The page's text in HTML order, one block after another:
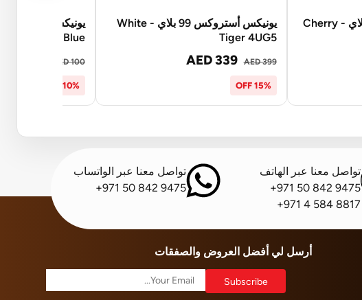
يونيكس أستروكس 99 بلاي - Cherry
يونيكس أستروكس 99 بلاي - White
Tiger 4UG5
AED 339 AED 399
15% OFF
Blue
AED 100
10% OFF
تواصل معنا عبر الهاتف
+971 50 842 9475
+971 4 584 8817
تواصل معنا عبر الواتساب
+971 50 842 9475
أرسل لي أفضل العروض والصفقات